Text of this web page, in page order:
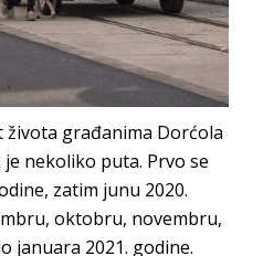
građanima Dorćola
nekoliko puta. Prvo se
zatim junu 2020.
oktobru, novembru,
januara 2021. godine.